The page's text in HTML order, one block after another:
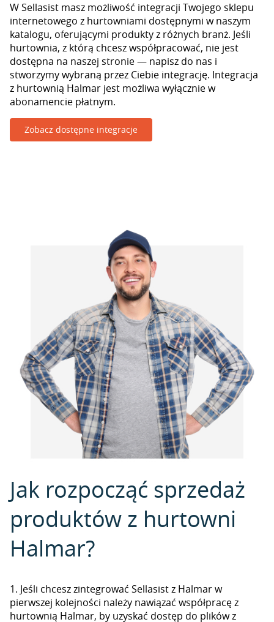
W Sellasist masz możliwość integracji Twojego sklepu
internetowego z hurtowniami dostępnymi w naszym
katalogu, oferującymi produkty z różnych branż. Jeśli
hurtownia, z którą chcesz współpracować, nie jest
dostępna na naszej stronie — napisz do nas i
stworzymy wybraną przez Ciebie integrację. Integracja
z hurtownią Halmar jest możliwa wyłącznie w
abonamencie płatnym.
Zobacz dostępne integracje
Jak rozpocząć sprzedaż
produktów z hurtowni
Halmar?
1. Jeśli chcesz zintegrować Sellasist z Halmar w
pierwszej kolejności należy nawiązać współpracę z
hurtownią Halmar, by uzyskać dostęp do plików z